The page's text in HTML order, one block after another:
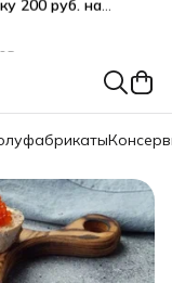
оплате наличными
от 5 000 руб.